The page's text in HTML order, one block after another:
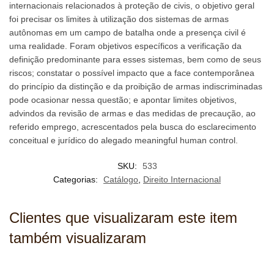
internacionais relacionados à proteção de civis, o objetivo geral
foi precisar os limites à utilização dos sistemas de armas
autônomas em um campo de batalha onde a presença civil é
uma realidade. Foram objetivos específicos a verificação da
definição predominante para esses sistemas, bem como de seus
riscos; constatar o possível impacto que a face contemporânea
do princípio da distinção e da proibição de armas indiscriminadas
pode ocasionar nessa questão; e apontar limites objetivos,
advindos da revisão de armas e das medidas de precaução, ao
referido emprego, acrescentados pela busca do esclarecimento
conceitual e jurídico do alegado meaningful human control.
SKU:
533
Categorias:
Catálogo, Direito Internacional
Clientes que visualizaram este item
também visualizaram